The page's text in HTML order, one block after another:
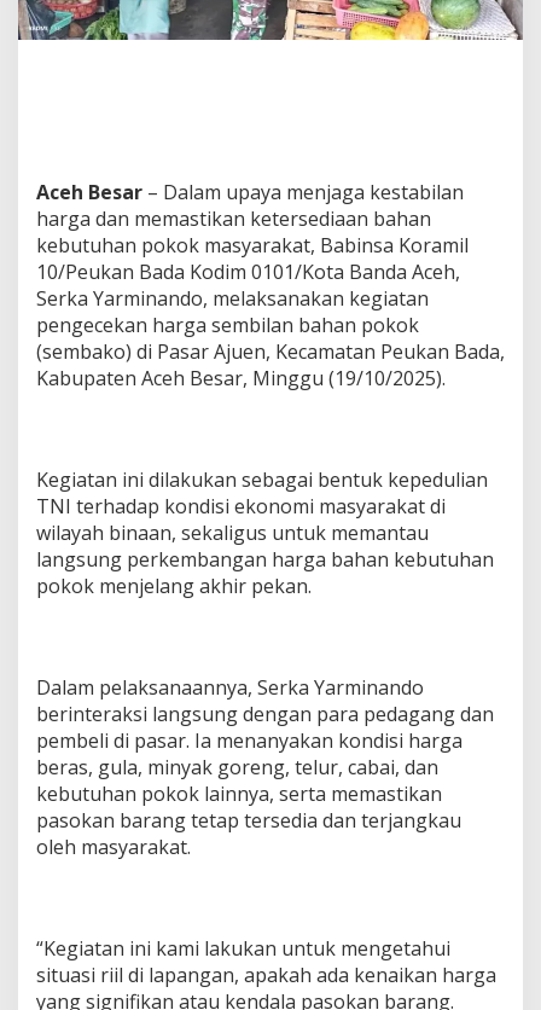
D
k
a
n
,
B
a
i
n
s
k
a
n
B
a
d
k
u
k
a
n
P
e
n
k
a
n
Aceh Besar – Dalam upaya menjaga kestabilan
harga dan memastikan ketersediaan bahan
kebutuhan pokok masyarakat, Babinsa Koramil
10/Peukan Bada Kodim 0101/Kota Banda Aceh,
Serka Yarminando, melaksanakan kegiatan
pengecekan harga sembilan bahan pokok
(sembako) di Pasar Ajuen, Kecamatan Peukan Bada,
Kabupaten Aceh Besar, Minggu (19/10/2025).
Kegiatan ini dilakukan sebagai bentuk kepedulian
TNI terhadap kondisi ekonomi masyarakat di
wilayah binaan, sekaligus untuk memantau
langsung perkembangan harga bahan kebutuhan
pokok menjelang akhir pekan.
Dalam pelaksanaannya, Serka Yarminando
berinteraksi langsung dengan para pedagang dan
pembeli di pasar. Ia menanyakan kondisi harga
beras, gula, minyak goreng, telur, cabai, dan
kebutuhan pokok lainnya, serta memastikan
pasokan barang tetap tersedia dan terjangkau
oleh masyarakat.
“Kegiatan ini kami lakukan untuk mengetahui
situasi riil di lapangan, apakah ada kenaikan harga
yang signifikan atau kendala pasokan barang.